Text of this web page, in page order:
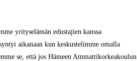
yrityselämän edustajien kanssa
aikanaan kun keskustelimme omalla
se, että jos Hämeen Ammattikorkeakoulun